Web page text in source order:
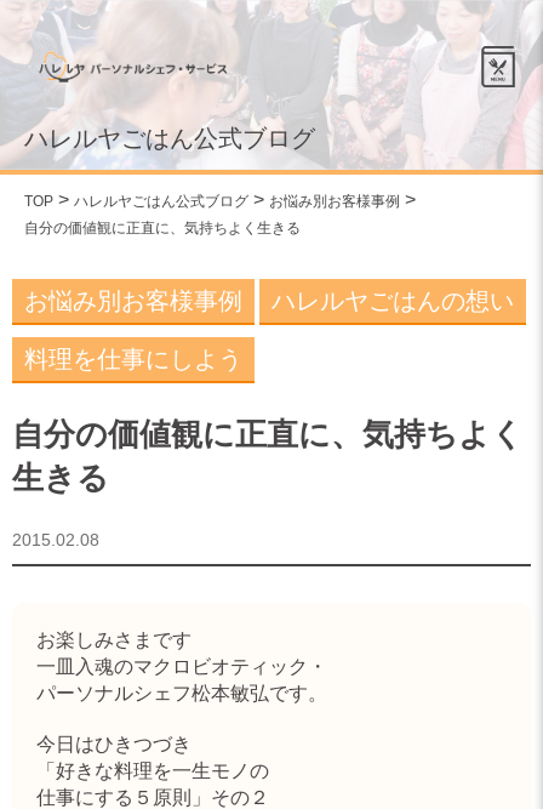
ハレルヤごはん公式ブログ
TOP ハレルヤごはん公式ブログ
お悩み別お客様事例
自分の価値観に正直に、気持ちよく生きる
自分の価値観に正直に、気持ちよく
生きる
お悩み別お客様事例 ハレルヤごはんの想い
料理を仕事にしよう
2015.02.08
お楽しみさまです
一皿入魂のマクロビオティック・
パーソナルシェフ松本敏弘です。
今日はひきつづき
「好きな料理を一生モノの
仕事にする５原則」その２